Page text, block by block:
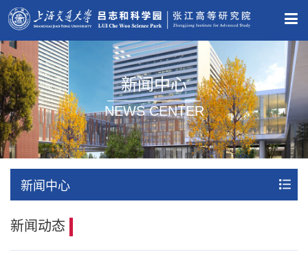
新闻中心
NEWS CENTER
新闻中心
新闻动态